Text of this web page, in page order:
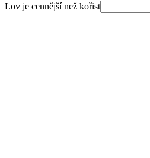
Lov je cennější než kořist